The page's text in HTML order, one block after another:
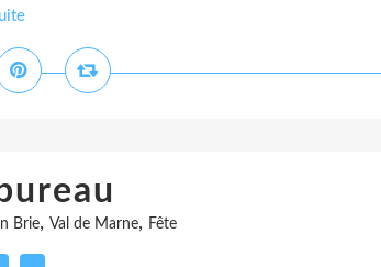
Brie, Val de Marne, Fête